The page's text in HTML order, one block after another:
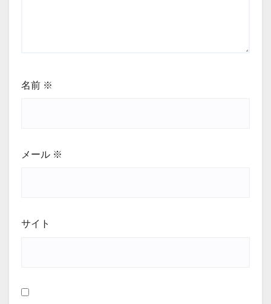
名前 ※
メール ※
サイト